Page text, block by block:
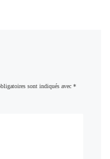
sont indiqués avec *